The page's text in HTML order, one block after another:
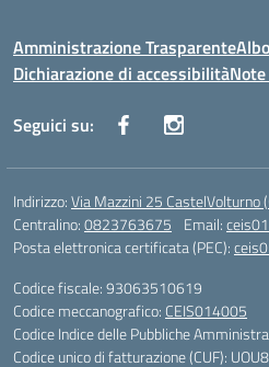
Amministrazione Trasparente
Dichiarazione di accessibilità
Seguici su:
Indirizzo:Via Mazzini 25 CastelVolturno
Centralino:0823763675 Email:
Posta elettronica certificata (PEC):
Codice fiscale: 93063510619
Codice meccanografico: CEIS014005
Codice Indice delle Pubbliche
Codice unico di fatturazione (CUF):